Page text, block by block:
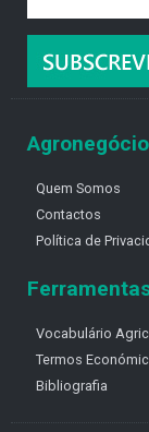
Quem Somos
Contactos
Política de
Vocabulário
Termos
Bibliografia